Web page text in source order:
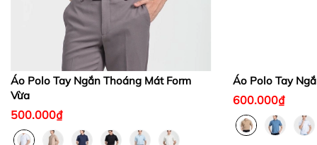
Áo Polo Tay Ngắn Thoáng Mát Form
Vừa
500.000₫
Áo Polo Tay
600.000₫